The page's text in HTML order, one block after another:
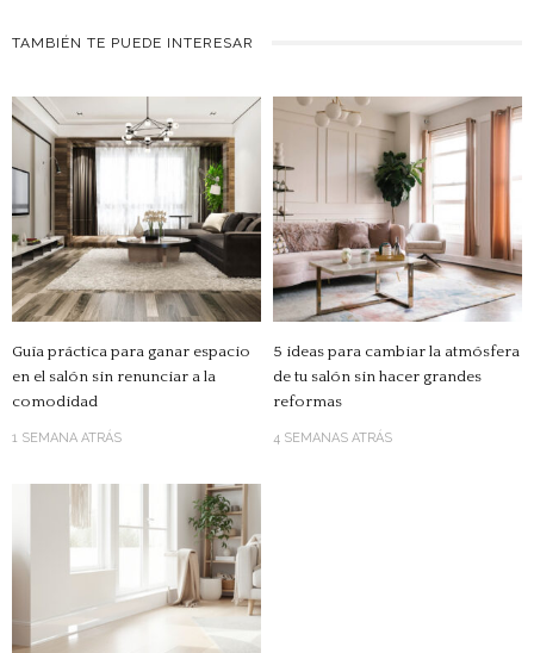
TAMBIÉN TE PUEDE INTERESAR
Guía práctica para ganar espacio
en el salón sin renunciar a la
comodidad
1 SEMANA ATRÁS
5 ideas para cambiar la atmósfera
de tu salón sin hacer grandes
reformas
4 SEMANAS ATRÁS